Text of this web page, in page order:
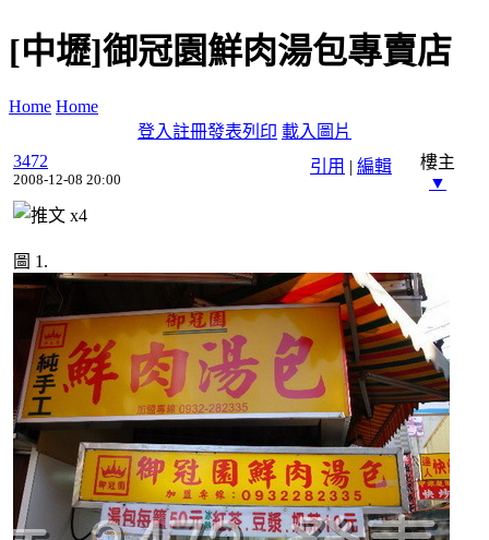
[中壢]御冠園鮮肉湯包專賣店
Home Home
登入註冊發表列印 載入圖片
引用 | 編輯
3472
2008-12-08 20:00
樓主
▼
x4
圖 1.